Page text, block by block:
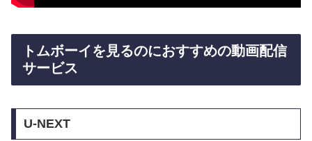
トムボーイを見るのにおすすめの動画配信
サービス
U-NEXT